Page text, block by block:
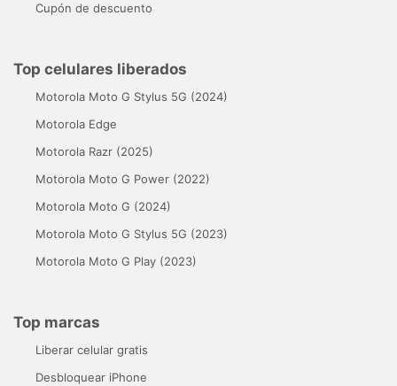
Cupón de descuento
Top celulares liberados
Motorola Moto G Stylus 5G (2024)
Motorola Edge
Motorola Razr (2025)
Motorola Moto G Power (2022)
Motorola Moto G (2024)
Motorola Moto G Stylus 5G (2023)
Motorola Moto G Play (2023)
Top marcas
Liberar celular gratis
Desbloquear iPhone